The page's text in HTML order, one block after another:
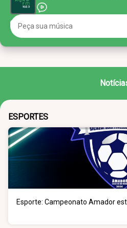
ESPORTES
Esporte: Campeonato Amador